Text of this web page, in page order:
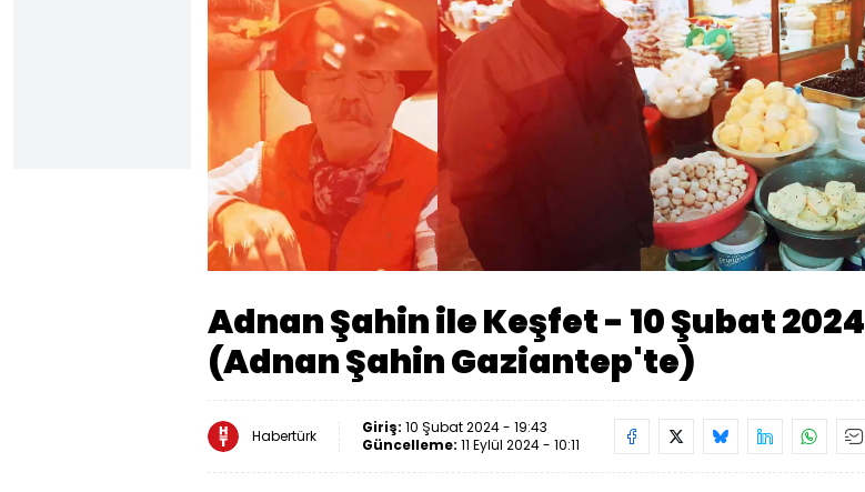
Sesi
Aç
Yüklendi
2.96%
Oynatma
Hızı
Adnan Şahin ile Keşfet - 10 Şubat 2024
(Adnan Şahin Gaziantep'te)
Habertürk Giriş: 10 Şubat 2024 - 19:43
Güncelleme: 11 Eylül 2024 - 10:11